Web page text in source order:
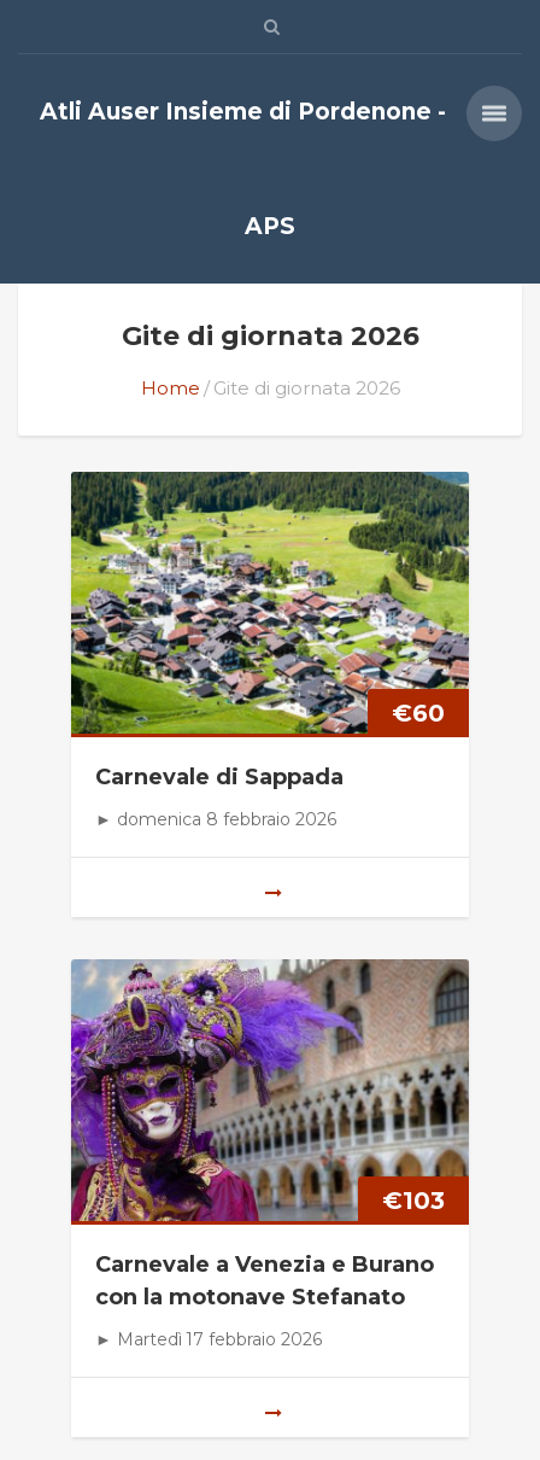
Atli Auser Insieme di Pordenone -
APS
Gite di giornata 2026
Home Gite di giornata 2026
€60
Carnevale di Sappada
► domenica 8 febbraio 2026
€103
Carnevale a Venezia e Burano
con la motonave Stefanato
► Martedì 17 febbraio 2026